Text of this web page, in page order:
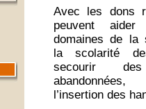
Avec les dons
peuvent
domaines de la
la scolarité
secourir
l’insertion des